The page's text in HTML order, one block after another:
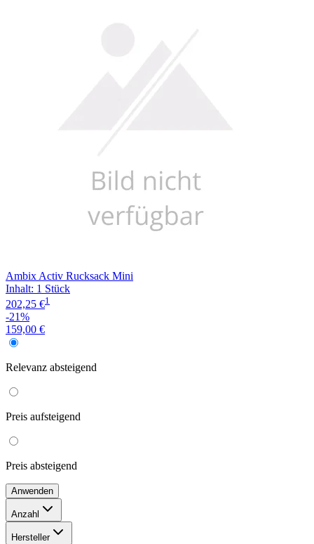
Ambix Activ Rucksack Mini
Inhalt: 1 Stück
202,25 €1
-21%
159,00 €
Relevanz absteigend
Preis aufsteigend
Preis absteigend
Anwenden
Anzahl
( 3)
Hersteller